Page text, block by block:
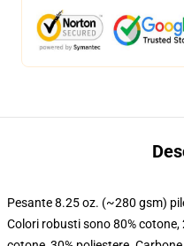
Pesante 8.25 oz. (~280 gsm)
Colori robusti sono 80% cotone,